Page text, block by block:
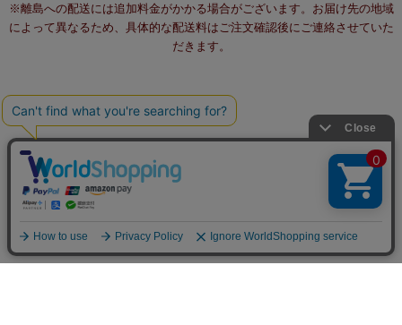
※離島への配送には追加料金がかかる場合がございます。お届け先の地域
によって異なるため、具体的な配送料はご注文確認後にご連絡させていた
だきます。